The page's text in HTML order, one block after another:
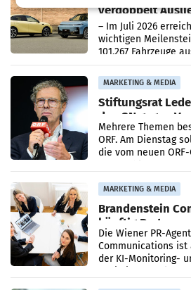
verdoppelt
überschreitet die
– Im Juli 2026
wichtigen
101.267 Fahrzeuge
Ergebnis gegenüber
verdoppelte (+102
MARKETING & MEDIA
Stiftungsrat
den SN gegen
Mehrere Themen
ORF. Am Dienstag
die vom neuen
MARKETING & MEDIA
Brandenstein
künftig Partner
Die Wiener PR-
Communications
der KI-Monitoring-